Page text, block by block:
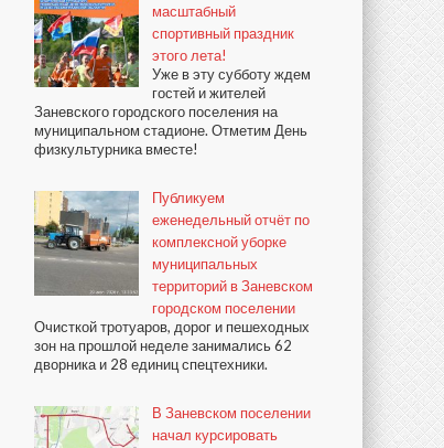
масштабный
спортивный праздник
этого лета!
Уже в эту субботу ждем
гостей и жителей
Заневского городского поселения на
муниципальном стадионе. Отметим День
физкультурника вместе!
Публикуем
еженедельный отчёт по
комплексной уборке
муниципальных
территорий в Заневском
городском поселении
Очисткой тротуаров, дорог и пешеходных
зон на прошлой неделе занимались 62
дворника и 28 единиц спецтехники.
В Заневском поселении
начал курсировать